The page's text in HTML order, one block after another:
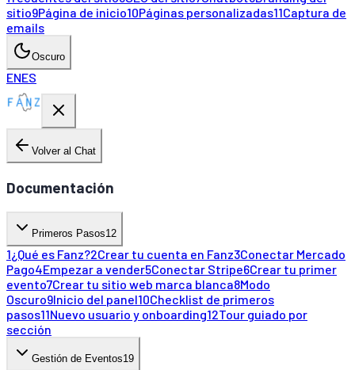
sitio9Página de inicio10Páginas personalizadas11Captura de
emails
Oscuro
ENES
Volver al Chat
Documentación
Primeros Pasos12
1¿Qué es Fanz?2Crear tu cuenta en Fanz3Conectar Mercado
Pago4Empezar a vender5Conectar Stripe6Crear tu primer
evento7Crear tu sitio web marca blanca8Modo
Oscuro9Inicio del panel10Checklist de primeros
pasos11Nuevo usuario y onboarding12Tour guiado por
sección
Gestión de Eventos19